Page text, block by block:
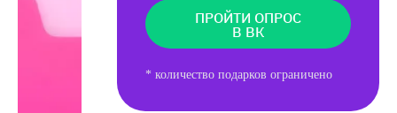
ПРОЙТИ ОПРОС
В ВК
* количество подарков ограничено